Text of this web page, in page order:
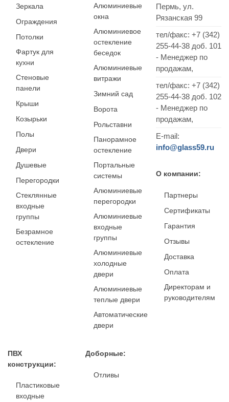
Зеркала
Ограждения
Потолки
Фартук для
кухни
Стеновые
панели
Крыши
Козырьки
Полы
Двери
Душевые
Перегородки
Стеклянные
входные
группы
Безрамное
остекление
Алюминиевые
окна
Алюминиевое
остекление
беседок
Алюминиевые
витражи
Зимний сад
Ворота
Рольставни
Панорамное
остекление
Портальные
системы
Алюминиевые
перегородки
Алюминиевые
входные
группы
Алюминиевые
холодные
двери
Алюминиевые
теплые двери
Автоматические
двери
ПВХ
конструкции:
Пластиковые
входные
Доборные:
Отливы
Пермь, ул.
Рязанская 99
тел/факс: +7 (342)
255-44-38доб. 101
- Менеджер по
продажам,
тел/факс: +7 (342)
255-44-38 доб. 102
- Менеджер по
продажам,
E-mail:
info@glass59.ru
О компании:
Партнеры
Сертификаты
Гарантия
Отзывы
Доставка
Оплата
Директорам и
руководителям